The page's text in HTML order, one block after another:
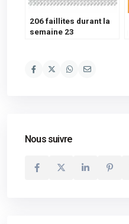
206 faillites durant la
semaine 23
Nous suivre